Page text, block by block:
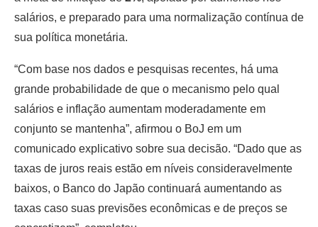
salários, e preparado para uma normalização contínua de
sua política monetária.
“Com base nos dados e pesquisas recentes, há uma
grande probabilidade de que o mecanismo pelo qual
salários e inflação aumentam moderadamente em
conjunto se mantenha”, afirmou o BoJ em um
comunicado explicativo sobre sua decisão. “Dado que as
taxas de juros reais estão em níveis consideravelmente
baixos, o Banco do Japão continuará aumentando as
taxas caso suas previsões econômicas e de preços se